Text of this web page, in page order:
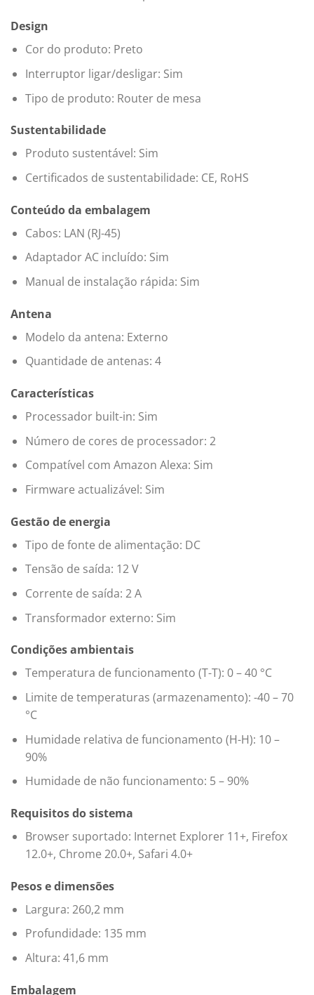
Design
Cor do produto: Preto
Interruptor ligar/desligar: Sim
Tipo de produto: Router de mesa
Sustentabilidade
Produto sustentável: Sim
Certificados de sustentabilidade: CE, RoHS
Conteúdo da embalagem
Cabos: LAN (RJ-45)
Adaptador AC incluído: Sim
Manual de instalação rápida: Sim
Antena
Modelo da antena: Externo
Quantidade de antenas: 4
Características
Processador built-in: Sim
Número de cores de processador: 2
Compatível com Amazon Alexa: Sim
Firmware actualizável: Sim
Gestão de energia
Tipo de fonte de alimentação: DC
Tensão de saída: 12 V
Corrente de saída: 2 A
Transformador externo: Sim
Condições ambientais
Temperatura de funcionamento (T-T): 0 – 40 °C
Limite de temperaturas (armazenamento): -40 – 70
°C
Humidade relativa de funcionamento (H-H): 10 –
90%
Humidade de não funcionamento: 5 – 90%
Requisitos do sistema
Browser suportado: Internet Explorer 11+, Firefox
12.0+, Chrome 20.0+, Safari 4.0+
Pesos e dimensões
Largura: 260,2 mm
Profundidade: 135 mm
Altura: 41,6 mm
Embalagem